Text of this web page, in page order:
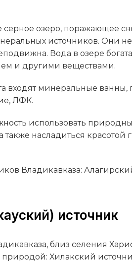
серное озеро, поражающее
источников. Они
Вода в озере
и другими веществами.
входят минеральные ванны,
ЛФК.
использовать
также насладиться
Владикавказа:
источник
близ селения
Хилакский